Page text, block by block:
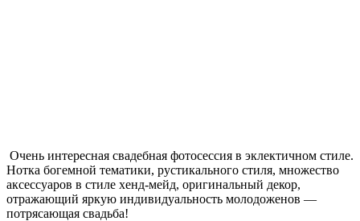
Очень интересная свадебная фотосессия в эклектичном стиле.
Нотка богемной тематики, рустикального стиля, множество
аксессуаров в стиле хенд-мейд, оригинальный декор,
отражающий яркую индивидуальность молодоженов —
потрясающая свадьба!